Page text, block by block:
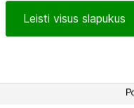
Leisti visus slapukus